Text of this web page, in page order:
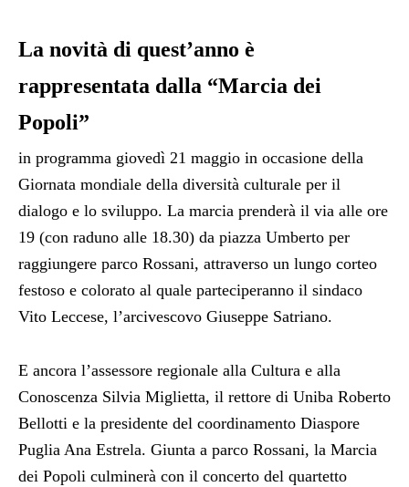
La novità di quest’anno è
rappresentata dalla “Marcia dei
Popoli”
in programma giovedì 21 maggio in occasione della
Giornata mondiale della diversità culturale per il
dialogo e lo sviluppo. La marcia prenderà il via alle ore
19 (con raduno alle 18.30) da piazza Umberto per
raggiungere parco Rossani, attraverso un lungo corteo
festoso e colorato al quale parteciperanno il sindaco
Vito Leccese, l’arcivescovo Giuseppe Satriano.
E ancora l’assessore regionale alla Cultura e alla
Conoscenza Silvia Miglietta, il rettore di Uniba Roberto
Bellotti e la presidente del coordinamento Diaspore
Puglia Ana Estrela. Giunta a parco Rossani, la Marcia
dei Popoli culminerà con il concerto del quartetto